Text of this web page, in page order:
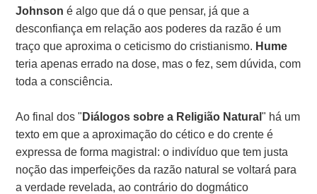
Johnsoné algo que dá o que pensar, já que a
desconfiança em relação aos poderes da razão é um
traço que aproxima o ceticismo do cristianismo. Hume
teria apenas errado na dose, mas o fez, sem dúvida, com
toda a consciência.
Ao final dos " Diálogos sobre a Religião Natural" há um
texto em que a aproximação do cético e do crente é
expressa de forma magistral: o indivíduo que tem justa
noção das imperfeições da razão natural se voltará para
a verdade revelada, ao contrário do dogmático